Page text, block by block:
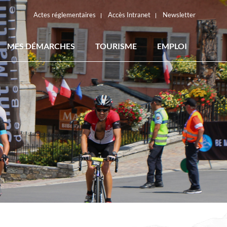
Actes réglementaires Accès Intranet Newsletter
MES DÉMARCHES TOURISME EMPLOI
ACTES RÉGLEMENTAIRES